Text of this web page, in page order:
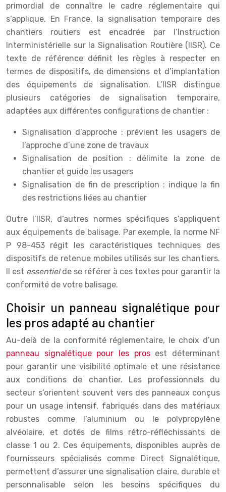
primordial de connaître le cadre réglementaire qui
s’applique. En France, la signalisation temporaire des
chantiers routiers est encadrée par l’Instruction
Interministérielle sur la Signalisation Routière (IISR). Ce
texte de référence définit les règles à respecter en
termes de dispositifs, de dimensions et d’implantation
des équipements de signalisation. L’IISR distingue
plusieurs catégories de signalisation temporaire,
adaptées aux différentes configurations de chantier :
Signalisation d’approche : prévient les usagers de
l’approche d’une zone de travaux
Signalisation de position : délimite la zone de
chantier et guide les usagers
Signalisation de fin de prescription : indique la fin
des restrictions liées au chantier
Outre l’IISR, d’autres normes spécifiques s’appliquent
aux équipements de balisage. Par exemple, la norme NF
P 98-453 régit les caractéristiques techniques des
dispositifs de retenue mobiles utilisés sur les chantiers.
Il est essentielde se référer à ces textes pour garantir la
conformité de votre balisage.
Choisir un panneau signalétique pour
les pros adapté au chantier
Au-delà de la conformité réglementaire, le choix d’un
panneau signalétique pour les prosest déterminant
pour garantir une visibilité optimale et une résistance
aux conditions de chantier. Les professionnels du
secteur s’orientent souvent vers des panneaux conçus
pour un usage intensif, fabriqués dans des matériaux
robustes comme l’aluminium ou le polypropylène
alvéolaire, et dotés de films rétro-réfléchissants de
classe 1 ou 2. Ces équipements, disponibles auprès de
fournisseurs spécialisés comme Direct Signalétique,
permettent d’assurer une signalisation claire, durable et
personnalisable selon les besoins spécifiques du